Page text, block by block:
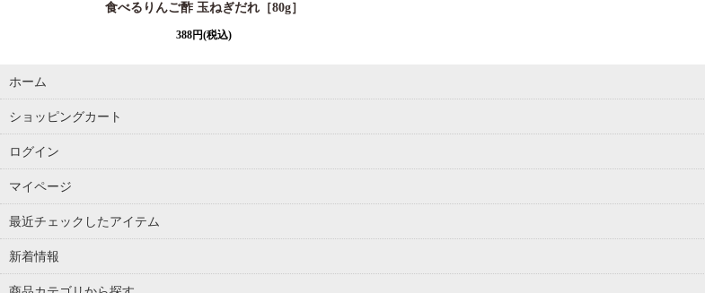
食べるりんご酢 玉ねぎだれ［80g］
388円(税込)
ホーム
ショッピングカート
ログイン
マイページ
最近チェックしたアイテム
新着情報